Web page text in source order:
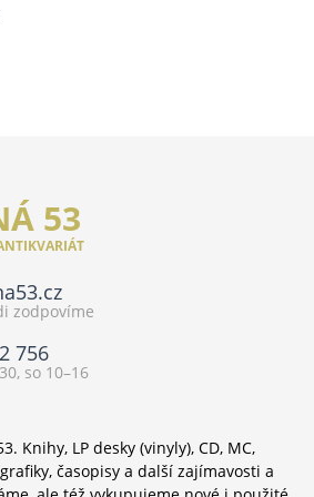
53
zodpovíme
756
so 10–16
Knihy, LP desky (vinyly), CD, MC,
časopisy a další zajímavosti a